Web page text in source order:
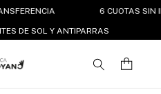
6 CUOTAS SIN
DE SOL Y ANTIPARRAS